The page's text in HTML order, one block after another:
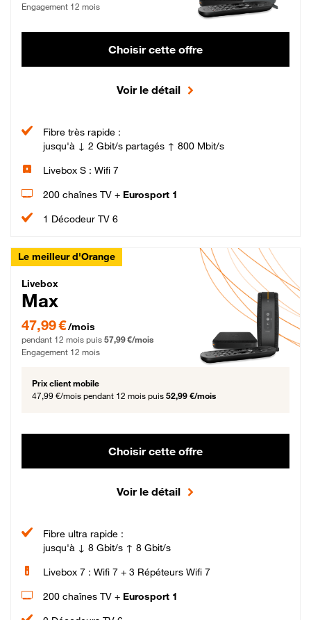
Engagement 12 mois
Choisir cette offre
Voir le détail
Fibre très rapide :
jusqu'à ↓ 2 Gbit/s partagés ↑ 800 Mbit/s
Livebox S : Wifi 7
200 chaînes TV + Eurosport 1
1 Décodeur TV 6
Le meilleur d'Orange
Livebox Max Fibre
Livebox
Max
47,99 € par mois pendant 12 mois puis 57,99 € par mois, Engagement 12 mois
47,99 €/mois
pendant 12 mois puis 57,99 €/mois
Engagement 12 mois
Prix client mobile
47,99 €/mois pendant 12 mois puis 52,99 €/mois
Choisir cette offre
Voir le détail
Fibre ultra rapide :
jusqu'à ↓ 8 Gbit/s ↑ 8 Gbit/s
Livebox 7 : Wifi 7 + 3 Répéteurs Wifi 7
200 chaînes TV + Eurosport 1